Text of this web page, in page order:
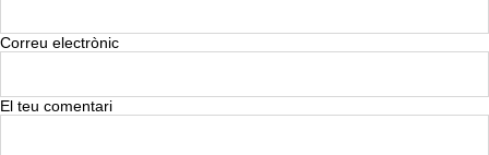
Correu electrònic
El teu comentari